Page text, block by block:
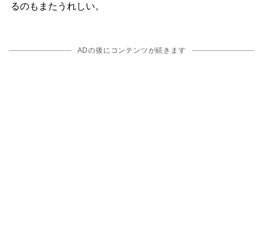
るのもまたうれしい。
ADの後にコンテンツが続きます